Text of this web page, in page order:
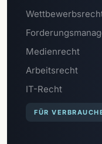
Medienrecht
Arbeitsrecht
IT-Recht
FÜR